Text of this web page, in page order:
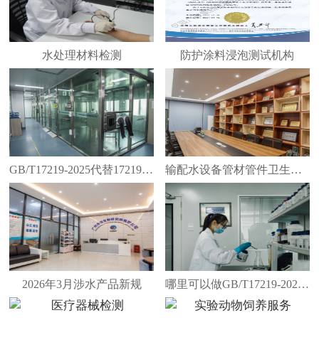
水处理材料检测 防护涂料浸泡测试机构
GB/T17219-2025代替17219-1998 输配水设备管材管件卫生安全评价报告
2026年3月涉水产品新规 哪里可以做GB/T17219-2025新国标检测